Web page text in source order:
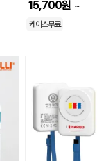
15,700원 ~
케이스무료